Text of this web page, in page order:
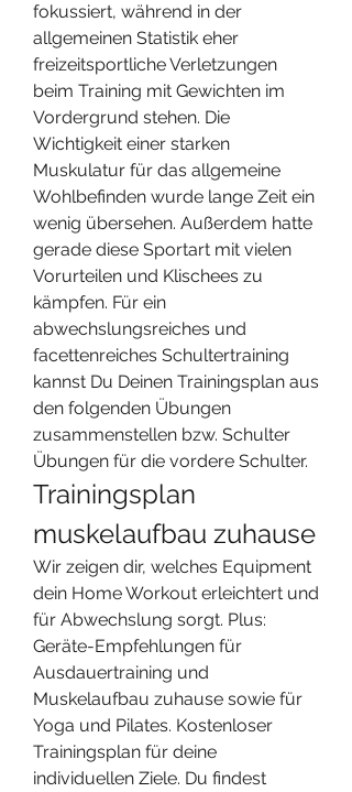
fokussiert, während in der
allgemeinen Statistik eher
freizeitsportliche Verletzungen
beim Training mit Gewichten im
Vordergrund stehen. Die
Wichtigkeit einer starken
Muskulatur für das allgemeine
Wohlbefinden wurde lange Zeit ein
wenig übersehen. Außerdem hatte
gerade diese Sportart mit vielen
Vorurteilen und Klischees zu
kämpfen. Für ein
abwechslungsreiches und
facettenreiches Schultertraining
kannst Du Deinen Trainingsplan aus
den folgenden Übungen
zusammenstellen bzw. Schulter
Übungen für die vordere Schulter.
Trainingsplan
muskelaufbau zuhause
Wir zeigen dir, welches Equipment
dein Home Workout erleichtert und
für Abwechslung sorgt. Plus:
Geräte-Empfehlungen für
Ausdauertraining und
Muskelaufbau zuhause sowie für
Yoga und Pilates. Kostenloser
Trainingsplan für deine
individuellen Ziele. Du findest